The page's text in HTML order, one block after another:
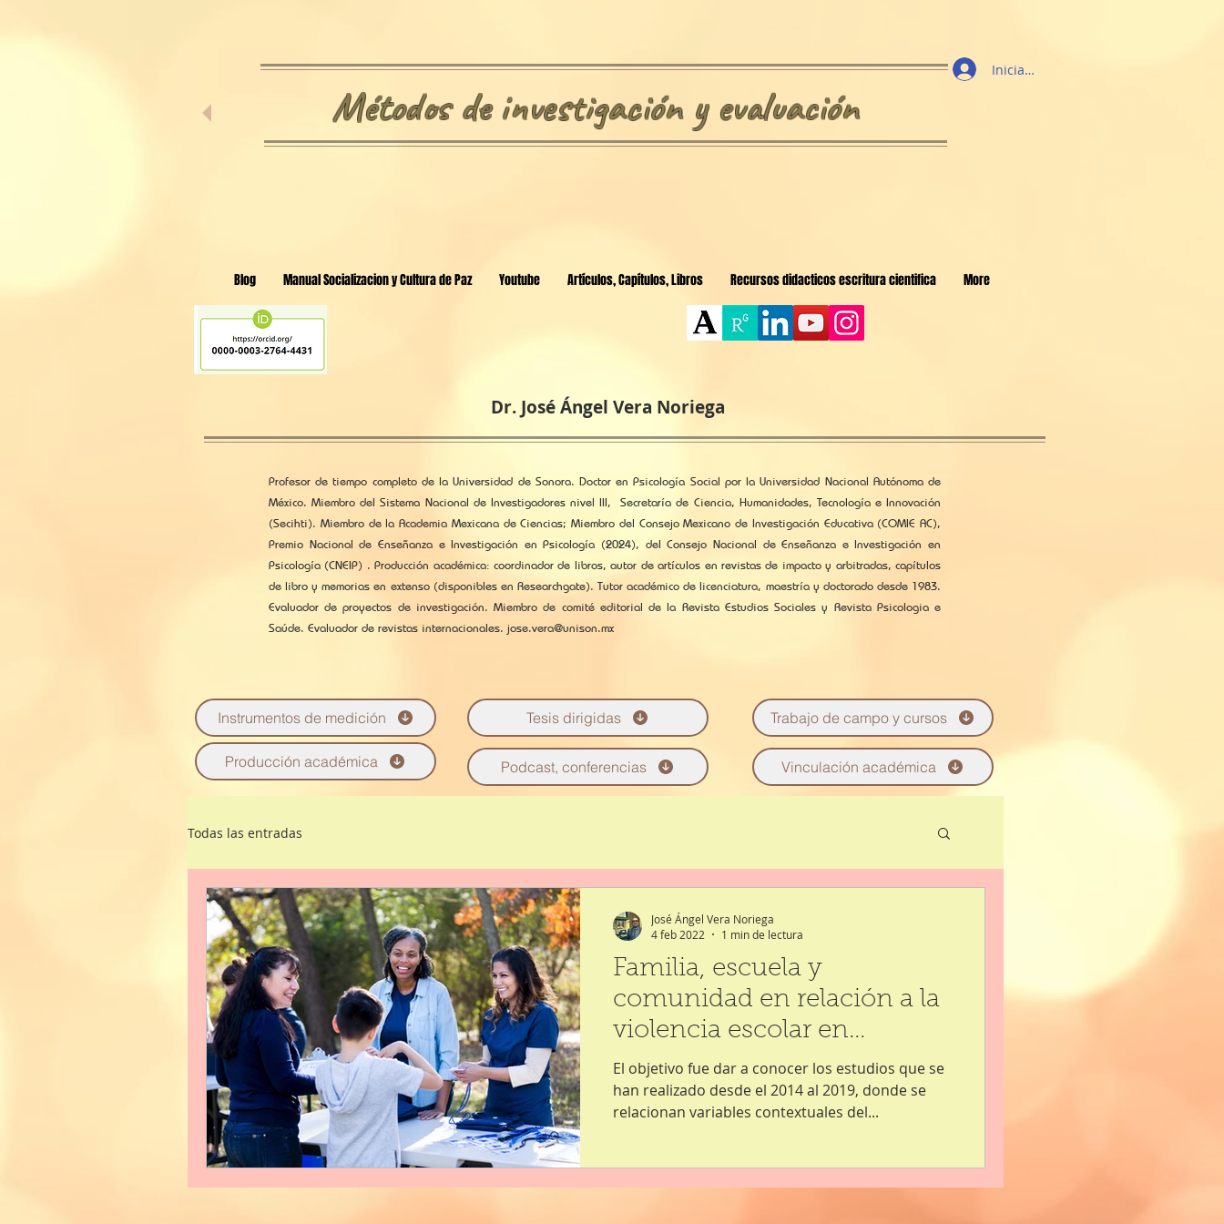
Métodos de investigación y evaluación
Iniciar sesión
Blog Manual Socializacion y Cultura de Paz Youtube Artículos, Capítulos, Libros Recursos didacticos escritura cientifica More
Dr. José Ángel Vera Noriega
Profesor de tiempo completo de la Universidad de Sonora. Doctor en Psicología Social por la Universidad Nacional Autónoma de
México. Miembro del Sistema Nacional de Investigadores nivel III, Secretaría de Ciencia, Humanidades, Tecnología e Innovación
(Secihti). Miembro de la Academia Mexicana de Ciencias; Miembro del Consejo Mexicano de Investigación Educativa (COMIE AC),
Premio Nacional de Enseñanza e Investigación en Psicología (2024), del Consejo Nacional de Enseñanza e Investigación en
Psicología (CNEIP) . Producción académica: coordinador de libros, autor de artículos en revistas de impacto y arbitradas, capítulos
de libro y memorias en extenso (disponibles en Researchgate). Tutor académico de licenciatura, maestría y doctorado desde 1983.
Evaluador de proyectos de investigación. Miembro de comité editorial de la Revista Estudios Sociales y Revista Psicologia e
Saúde. Evaluador de revistas internacionales. jose.vera@unison.mx
Instrumentos de medición
Producción académica
Tesis dirigidas
Podcast, conferencias
Trabajo de campo y cursos
Vinculación académica
Todas las entradas
Familia, escuela y
comunidad en relación a la
violencia escolar en
secundaria: Revisión
sistemática
El objetivo fue dar a conocer los estudios que se
han realizado desde el 2014 al 2019, donde se
relacionan variables contextuales del...
José Ángel Vera Noriega
4 feb 2022
1 min de lectura